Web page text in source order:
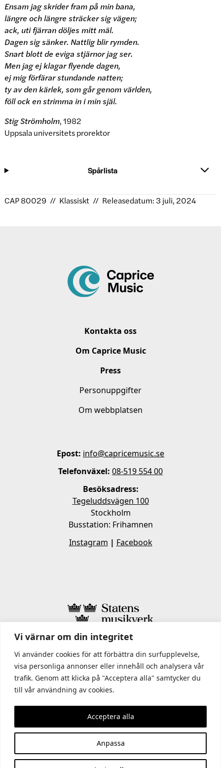
Vi värnar om din integritet
Vi använder cookies för att förbättra din surfupplevelse,
visa personliga annonser eller innehåll och analysera vår
trafik. Genom att klicka på "Acceptera alla" samtycker du
till vår användning av cookies.
Anpassa
Acceptera alla
Ensam jag skrider fram på min bana,
längre och längre sträcker sig vägen;
ack, uti fjärran döljes mitt mäl.
Dagen sig sänker. Nattlig blir rymden.
Snart blott de eviga stjärnor jag ser.
Men jag ej klagar flyende dagen,
ej mig förfärar stundande natten;
ty av den kärlek, som går genom världen,
föll ock en strimma in i min själ.
Stig Strömholm, 1982
Uppsala universitets prorektor
Spårlista
CAP 80029 // Klassiskt // Releasedatum: 3 juli, 2024
Kontakta oss
Om Caprice Music
Press
Personuppgifter
Om webbplatsen
Epost: info@capricemusic.se
Telefonväxel: 08-519 554 00
Besöksadress:
Tegeluddsvägen 100
Stockholm
Busstation: Frihamnen
Instagram | Facebook
I STATENS MUSIKVERK INGÅR